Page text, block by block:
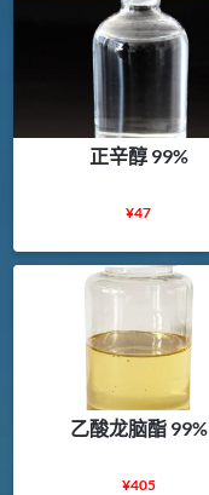
正辛醇 99%
¥47
乙酸龙脑酯 99%
¥405